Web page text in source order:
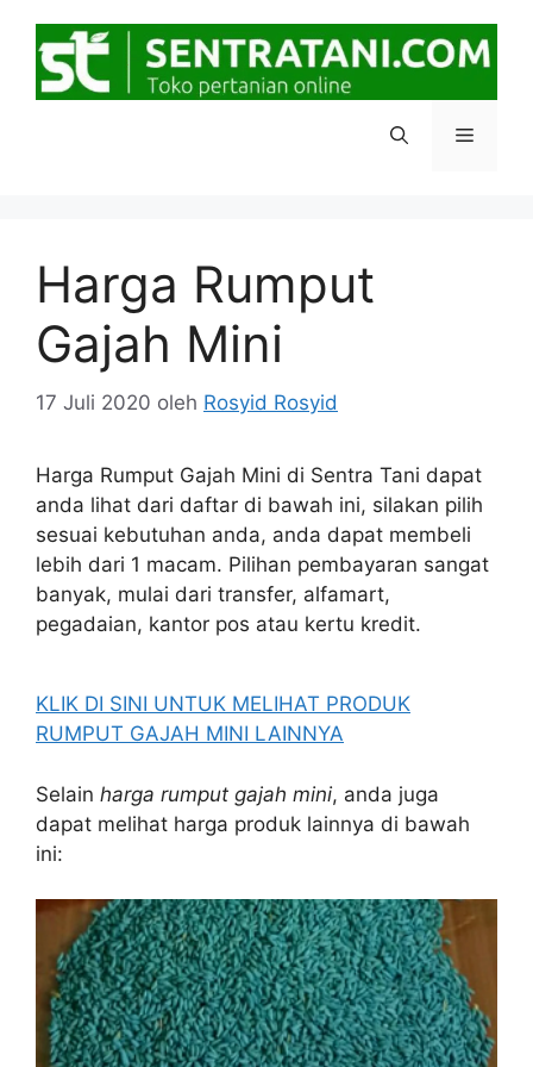
Menu
Harga Rumput
Gajah Mini
17 Juli 2020 oleh Rosyid Rosyid
Harga Rumput Gajah Mini di Sentra Tani dapat
anda lihat dari daftar di bawah ini, silakan pilih
sesuai kebutuhan anda, anda dapat membeli
lebih dari 1 macam. Pilihan pembayaran sangat
banyak, mulai dari transfer, alfamart,
pegadaian, kantor pos atau kertu kredit.
KLIK DI SINI UNTUK MELIHAT PRODUK
RUMPUT GAJAH MINI LAINNYA
Selain harga rumput gajah mini, anda juga
dapat melihat harga produk lainnya di bawah
ini: